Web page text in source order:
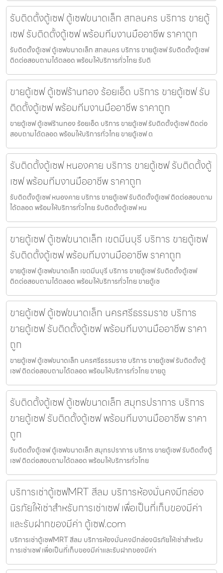
รับติดตั้งตู้เซฟ ตู้เซฟขนาดเล็ก สกลนคร บริการ ขายตู้
เซฟ รับติดตั้งตู้เซฟ พร้อมทีมงานมืออาชีพ ราคาถูก
รับติดตั้งตู้เซฟ ตู้เซฟขนาดเล็ก สกลนคร บริการ ขายตู้เซฟ รับติดตั้งตู้เซฟ
ติดต่อสอบถามได้ตลอด พร้อมให้บริการทั่วไทย รับติ
ขายตู้เซฟ ตู้เซฟร้านทอง ร้อยเอ็ด บริการ ขายตู้เซฟ รับ
ติดตั้งตู้เซฟ พร้อมทีมงานมืออาชีพ ราคาถูก
ขายตู้เซฟ ตู้เซฟร้านทอง ร้อยเอ็ด บริการ ขายตู้เซฟ รับติดตั้งตู้เซฟ ติดต่อ
สอบถามได้ตลอด พร้อมให้บริการทั่วไทย ขายตู้เซฟ ต
รับติดตั้งตู้เซฟ หนองคาย บริการ ขายตู้เซฟ รับติดตั้งตู้
เซฟ พร้อมทีมงานมืออาชีพ ราคาถูก
รับติดตั้งตู้เซฟ หนองคาย บริการ ขายตู้เซฟ รับติดตั้งตู้เซฟ ติดต่อสอบถาม
ได้ตลอด พร้อมให้บริการทั่วไทย รับติดตั้งตู้เซฟ หน
ขายตู้เซฟ ตู้เซฟขนาดเล็ก เขตมีนบุรี บริการ ขายตู้เซฟ
รับติดตั้งตู้เซฟ พร้อมทีมงานมืออาชีพ ราคาถูก
ขายตู้เซฟ ตู้เซฟขนาดเล็ก เขตมีนบุรี บริการ ขายตู้เซฟ รับติดตั้งตู้เซฟ
ติดต่อสอบถามได้ตลอด พร้อมให้บริการทั่วไทย ขายตู้เซ
ขายตู้เซฟ ตู้เซฟขนาดเล็ก นครศรีธรรมราช บริการ
ขายตู้เซฟ รับติดตั้งตู้เซฟ พร้อมทีมงานมืออาชีพ ราคา
ถูก
ขายตู้เซฟ ตู้เซฟขนาดเล็ก นครศรีธรรมราช บริการ ขายตู้เซฟ รับติดตั้งตู้
เซฟ ติดต่อสอบถามได้ตลอด พร้อมให้บริการทั่วไทย ขายตู
รับติดตั้งตู้เซฟ ตู้เซฟขนาดเล็ก สมุทรปราการ บริการ
ขายตู้เซฟ รับติดตั้งตู้เซฟ พร้อมทีมงานมืออาชีพ ราคา
ถูก
รับติดตั้งตู้เซฟ ตู้เซฟขนาดเล็ก สมุทรปราการ บริการ ขายตู้เซฟ รับติดตั้งตู้
เซฟ ติดต่อสอบถามได้ตลอด พร้อมให้บริการทั่วไทย
บริการเช่าตู้เซฟMRT สีลม บริการห้องมั่นคงมีกล่อง
นิรภัยให้เช่าสำหรับการเช่าเซฟ เพื่อเป็นที่เก็บของมีค่า
และรับฝากของมีค่า ตู้เซฟ.com
บริการเช่าตู้เซฟMRT สีลม บริการห้องมั่นคงมีกล่องนิรภัยให้เช่าสำหรับ
การเช่าเซฟ เพื่อเป็นที่เก็บของมีค่าและรับฝากของมีค่า